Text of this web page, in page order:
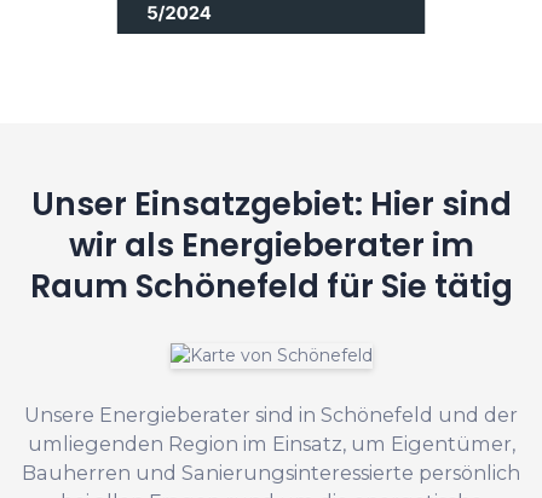
Unser Einsatzgebiet: Hier sind
wir als Energieberater im
Raum Schönefeld für Sie tätig
Unsere Energieberater sind in Schönefeld und der
umliegenden Region im Einsatz, um Eigentümer,
Bauherren und Sanierungsinteressierte persönlich